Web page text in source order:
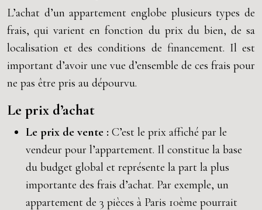
L’achat d’un appartement englobe plusieurs types de
frais, qui varient en fonction du prix du bien, de sa
localisation et des conditions de financement. Il est
important d’avoir une vue d’ensemble de ces frais pour
ne pas être pris au dépourvu.
Le prix d’achat
Le prix de vente : C’est le prix affiché par le
vendeur pour l’appartement. Il constitue la base
du budget global et représente la part la plus
importante des frais d’achat. Par exemple, un
appartement de 3 pièces à Paris 10ème pourrait